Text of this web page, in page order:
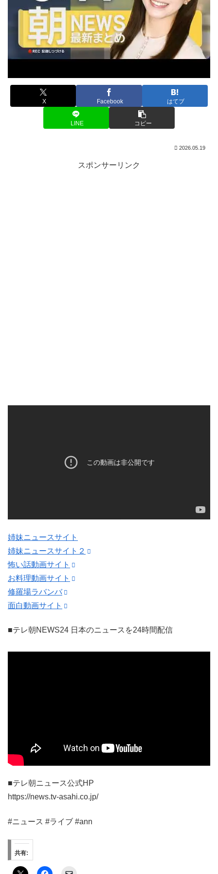
X Facebook はてブ
LINE コピー
2026.05.19
スポンサーリンク
姉妹ニュースサイト
姉妹ニュースサイト２
怖い話動画サイト
お料理動画サイト
修羅場ラバンバ
面白動画サイト
■テレ朝NEWS24 日本のニュースを24時間配信
■テレ朝ニュース公式HP
https://news.tv-asahi.co.jp/
#ニュース #ライブ #ann
共有: